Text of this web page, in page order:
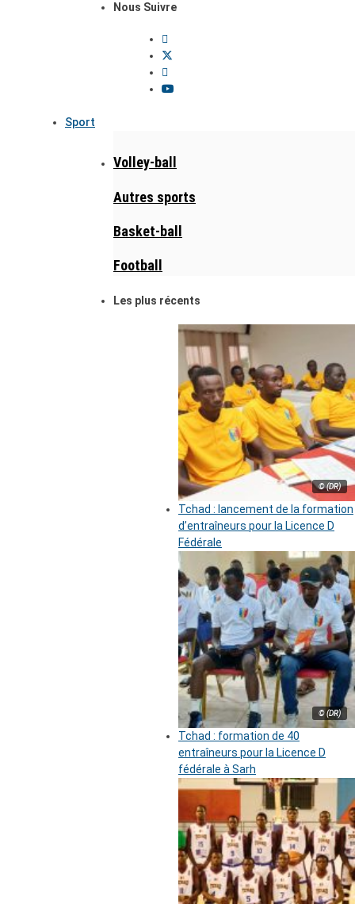
Nous Suivre
Sport
Volley-ball
Autres sports
Basket-ball
Football
Les plus récents
© (DR)
Tchad : lancement de la formation
d’entraîneurs pour la Licence D
Fédérale
© (DR)
Tchad : formation de 40
entraîneurs pour la Licence D
fédérale à Sarh